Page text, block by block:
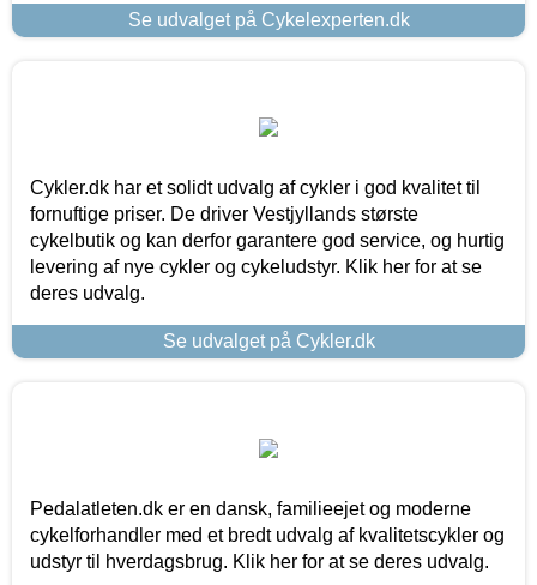
Se udvalget på Cykelexperten.dk
Cykler.dk har et solidt udvalg af cykler i god kvalitet til
fornuftige priser. De driver Vestjyllands største
cykelbutik og kan derfor garantere god service, og hurtig
levering af nye cykler og cykeludstyr. Klik her for at se
deres udvalg.
Se udvalget på Cykler.dk
Pedalatleten.dk er en dansk, familieejet og moderne
cykelforhandler med et bredt udvalg af kvalitetscykler og
udstyr til hverdagsbrug. Klik her for at se deres udvalg.